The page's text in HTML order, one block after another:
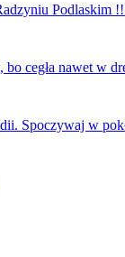
Podlaskim
cegła nawet w
Spoczywaj w